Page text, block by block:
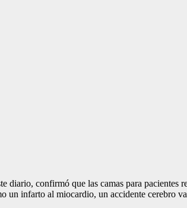
confirmó que las camas para pacientes
un infarto al miocardio, un accidente cerebro